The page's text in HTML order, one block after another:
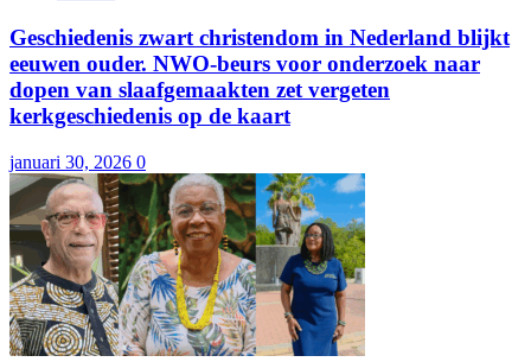
Geschiedenis zwart christendom in Nederland blijkt
eeuwen ouder. NWO-beurs voor onderzoek naar
dopen van slaafgemaakten zet vergeten
kerkgeschiedenis op de kaart
januari 30, 2026 0